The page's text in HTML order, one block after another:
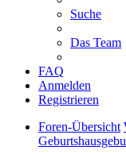
Suche
Das Team
FAQ
Anmelden
Registrieren
Foren-Übersicht